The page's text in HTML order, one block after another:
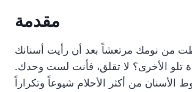
مقدمة
من نومك مرتعشاً بعد أن رأيت أسنانك
تلو الأخرى؟ لا تقلق، فأنت لست وحدك.
الأسنان من أكثر الأحلام شيوعاً وتكراراً